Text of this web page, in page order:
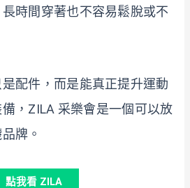
時間穿著也不容易鬆脫或不
配件，而是能真正提升運動
，ZILA 采樂會是一個可以放
牌。
點我看 ZILA